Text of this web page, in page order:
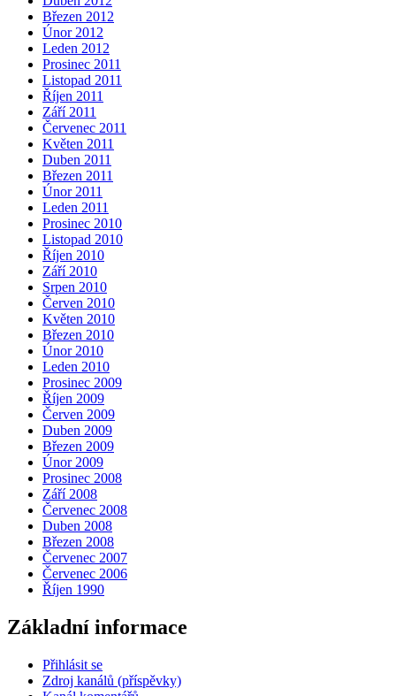
Březen 2012
Únor 2012
Leden 2012
Prosinec 2011
Listopad 2011
Říjen 2011
Září 2011
Červenec 2011
Květen 2011
Duben 2011
Březen 2011
Únor 2011
Leden 2011
Prosinec 2010
Listopad 2010
Říjen 2010
Září 2010
Srpen 2010
Červen 2010
Květen 2010
Březen 2010
Únor 2010
Leden 2010
Prosinec 2009
Říjen 2009
Červen 2009
Duben 2009
Březen 2009
Únor 2009
Prosinec 2008
Září 2008
Červenec 2008
Duben 2008
Březen 2008
Červenec 2007
Červenec 2006
Říjen 1990
Základní informace
Přihlásit se
Zdroj kanálů (příspěvky)